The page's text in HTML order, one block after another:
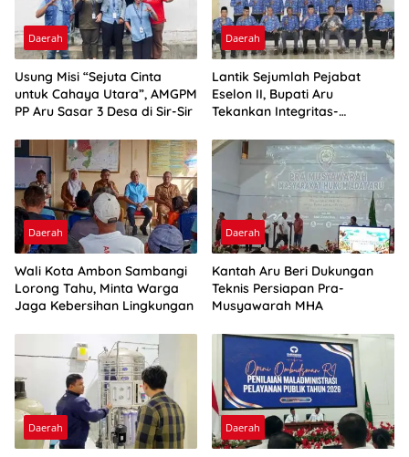
Daerah
Usung Misi “Sejuta Cinta
untuk Cahaya Utara”, AMGPM
PP Aru Sasar 3 Desa di Sir-Sir
Daerah
Lantik Sejumlah Pejabat
Eselon II, Bupati Aru
Tekankan Integritas-
Daerah
Wali Kota Ambon Sambangi
Lorong Tahu, Minta Warga
Jaga Kebersihan Lingkungan
Daerah
Kantah Aru Beri Dukungan
Teknis Persiapan Pra-
Musyawarah MHA
Daerah Daerah